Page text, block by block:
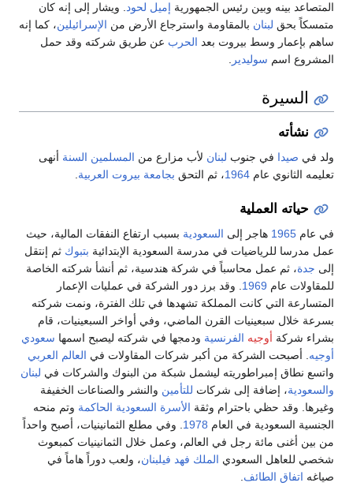
المتصاعد بينه وبين رئيس الجمهورية إميل لحود. ويشار إلى إنه كان
متمسكاً بحق لبنان بالمقاومة واسترجاع الأرض من الإسرائيلين، كما إنه
ساهم بإعمار وسط بيروت بعد الحرب عن طريق شركته وقد حمل
المشروع اسم سوليدير .
السيرة
نشأته
ولد في صيدا في جنوب لبنان لأب مزارع من المسلمين السنة أنهى
تعليمه الثانوي عام 1964، ثم التحق بجامعة بيروت العربية.
حياته العملية
في عام 1965 هاجر إلى السعودية بسبب ارتفاع النفقات المالية، حيث
عمل مدرسا للرياضيات في مدرسة السعودية الإبتدائية بتبوك ثم إنتقل
إلى جدة، ثم عمل محاسباً في شركة هندسية، ثم أنشأ شركته الخاصة
للمقاولات عام 1969 . وقد برز دور الشركة في عمليات الإعمار
المتسارعة التي كانت المملكة تشهدها في تلك الفترة، ونمت شركته
بسرعة خلال سبعينيات القرن الماضي، وفي أواخر السبعينيات، قام
بشراء شركة أوجيه الفرنسية ودمجها في شركته ليصبح اسمها سعودي
أوجيه . أصبحت الشركة من أكبر شركات المقاولات في العالم العربي
واتسع نطاق إمبراطوريته ليشمل شبكة من البنوك والشركات في لبنان
والسعودية، إضافة إلى شركات للتأمين والنشر والصناعات الخفيفة
وغيرها. وقد حظي باحترام وثقة الأسرة السعودية الحاكمة وتم منحه
الجنسية السعودية في العام 1978 . وفي مطلع الثمانينيات، أصبح واحداً
من بين أغنى مائة رجل في العالم، وعمل خلال الثمانينيات كمبعوث
شخصي للعاهل السعودي الملك فهد فيلبنان، ولعب دوراً هاماً في
صياغه اتفاق الطائف